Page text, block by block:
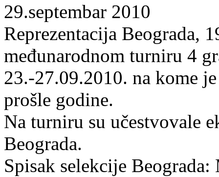
29.septembar 2010
Reprezentacija Beograda,
međunarodnom turniru 4
23.-27.09.2010. na kome
prošle godine.
Na turniru su učestvovale
Beograda.
Spisak selekcije